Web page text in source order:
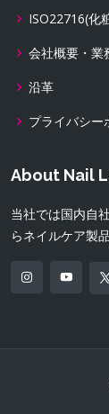
ISO22716(化
会社概要・業
沿革
プライバシー
About Nail
当社では国内自
らネイルケア製